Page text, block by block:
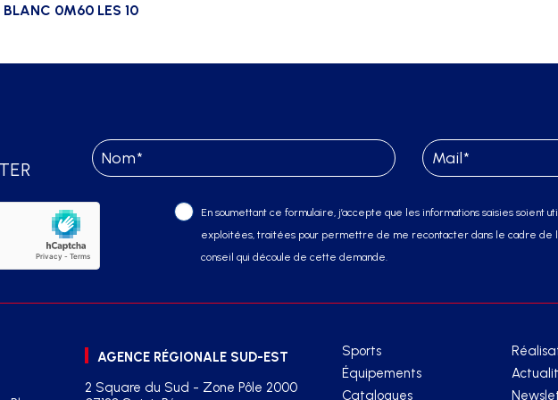
0M60 LES 10
En soumettant ce formulaire, j’accepte que les informations saisies soient
exploitées, traitées pour permettre de me recontacter dans le cadre de
conseil qui découle de cette demande.
AGENCE RÉGIONALE SUD-EST
2 Square du Sud - Zone Pôle 2000
Sports
Équipements
Catalogues